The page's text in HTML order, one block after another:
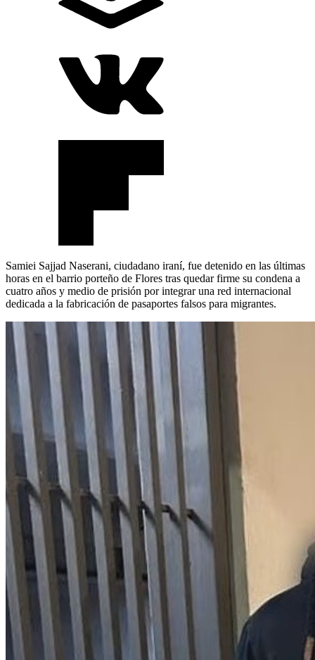
Samiei Sajjad Naserani, ciudadano iraní, fue detenido en las últimas
horas en el barrio porteño de Flores tras quedar firme su condena a
cuatro años y medio de prisión por integrar una red internacional
dedicada a la fabricación de pasaportes falsos para migrantes.